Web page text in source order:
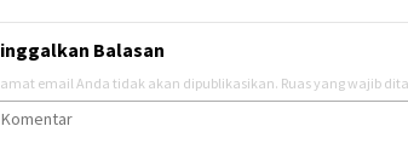
Balasan
email Anda tidak akan dipublikasikan. Ruas yang wajib